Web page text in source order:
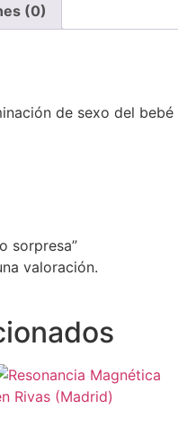
(0)
de sexo del bebé
sorpresa”
valoración.